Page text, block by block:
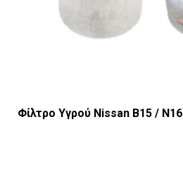
Φίλτρο Υγρού Nissan B15 / Ν16